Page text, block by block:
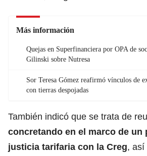
Más información
Quejas en Superfinanciera por OPA de
Gilinski sobre Nutresa
Sor Teresa Gómez reafirmó vínculos de
con tierras despojadas
También indicó que se trata de
concretando en el marco de un
justicia tarifaria con la Creg, así